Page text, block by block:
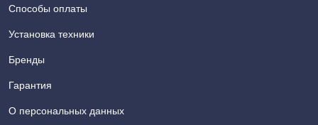
Способы оплаты
Установка техники
Бренды
Гарантия
О персональных данных